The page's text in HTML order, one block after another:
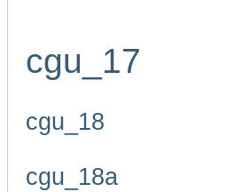
cgu_17
cgu_18
cgu_18a